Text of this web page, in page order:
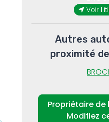
Voir
Autres
proximité de
Propriétaire
Modifiez